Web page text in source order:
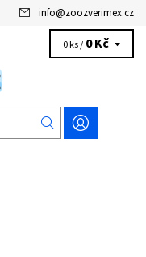
info@zoozverimex.cz
0 ks / 0 Kč